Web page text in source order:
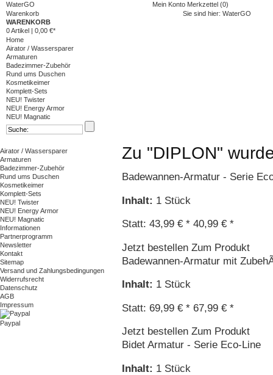
WaterGO Mein Konto Merkzettel (0)
Warenkorb
WARENKORB
0 Artikel | 0,00 €*
Home
Airator / Wassersparer
Armaturen
Badezimmer-Zubehör
Rund ums Duschen
Kosmetikeimer
Komplett-Sets
NEU! Twister
NEU! Energy Armor
NEU! Magnatic
Sie sind hier: WaterGO
Airator / Wassersparer
Armaturen
Badezimmer-Zubehör
Rund ums Duschen
Kosmetikeimer
Komplett-Sets
NEU! Twister
NEU! Energy Armor
NEU! Magnatic
Informationen
Partnerprogramm
Newsletter
Kontakt
Sitemap
Versand und Zahlungsbedingungen
Widerrufsrecht
Datenschutz
AGB
Impressum
Paypal
Zu "DIPLON"
Badewannen-Armatur - Serie
Inhalt: 1 Stück
Statt: 43,99 € * 40,99 € *
Jetzt bestellen Zum Produkt
Badewannen-Armatur mit
Inhalt: 1 Stück
Statt: 69,99 € * 67,99 € *
Jetzt bestellen Zum Produkt
Bidet Armatur - Serie Eco-Line
Inhalt: 1 Stück